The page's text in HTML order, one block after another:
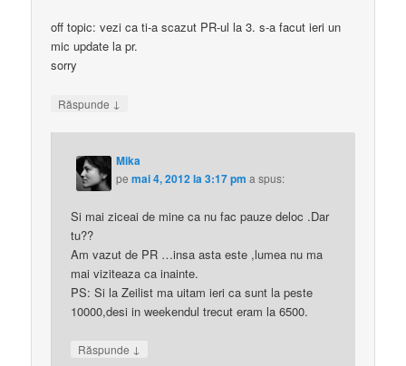
off topic: vezi ca ti-a scazut PR-ul la 3. s-a facut ieri un
mic update la pr.
sorry
Răspunde ↓
Mika
pemai 4, 2012 la 3:17 pm a spus:
Si mai ziceai de mine ca nu fac pauze deloc .Dar
tu??
Am vazut de PR …insa asta este ,lumea nu ma
mai viziteaza ca inainte.
PS: Si la Zeilist ma uitam ieri ca sunt la peste
10000,desi in weekendul trecut eram la 6500.
Răspunde ↓